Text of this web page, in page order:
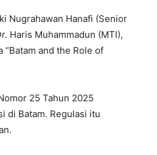
Nugrahawan Hanafi (Senior
Haris Muhammadun (MTI),
and the Role of
25 Tahun 2025
di Batam. Regulasi itu